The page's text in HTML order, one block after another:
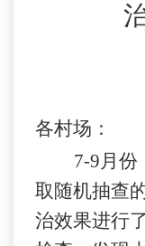
各村场：
7-9月份
取随机抽查
治效果进行